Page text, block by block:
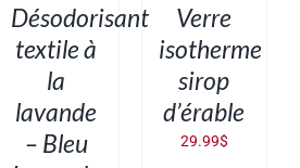
DÉTAILS
Désodorisant
textile à
la
lavande
– Bleu
DÉTAILSVerre
isotherme
sirop
d’érable
29.99$